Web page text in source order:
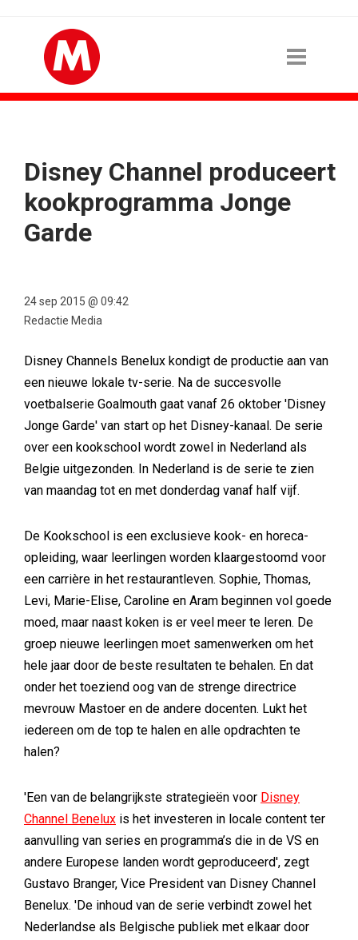
Disney Channel produceert
kookprogramma Jonge
Garde
24 sep 2015 @ 09:42
Redactie Media
Disney Channels Benelux kondigt de productie aan van
een nieuwe lokale tv-serie. Na de succesvolle
voetbalserie Goalmouth gaat vanaf 26 oktober 'Disney
Jonge Garde' van start op het Disney-kanaal. De serie
over een kookschool wordt zowel in Nederland als
Belgie uitgezonden. In Nederland is de serie te zien
van maandag tot en met donderdag vanaf half vijf.
De Kookschool is een exclusieve kook- en horeca-
opleiding, waar leerlingen worden klaargestoomd voor
een carrière in het restaurantleven. Sophie, Thomas,
Levi, Marie-Elise, Caroline en Aram beginnen vol goede
moed, maar naast koken is er veel meer te leren. De
groep nieuwe leerlingen moet samenwerken om het
hele jaar door de beste resultaten te behalen. En dat
onder het toeziend oog van de strenge directrice
mevrouw Mastoer en de andere docenten. Lukt het
iedereen om de top te halen en alle opdrachten te
halen?
'Een van de belangrijkste strategieën voor Disney
Channel Benelux is het investeren in locale content ter
aanvulling van series en programma’s die in de VS en
andere Europese landen wordt geproduceerd', zegt
Gustavo Branger, Vice President van Disney Channel
Benelux. 'De inhoud van de serie verbindt zowel het
Nederlandse als Belgische publiek met elkaar door